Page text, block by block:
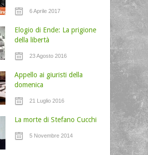
6 Aprile 2017
Elogio di Ende: La prigione
della libertà
23 Agosto 2016
Appello ai giuristi della
domenica
21 Luglio 2016
La morte di Stefano Cucchi
5 Novembre 2014